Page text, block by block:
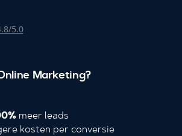
5.0
Marketing?
meer leads
kosten per conversie